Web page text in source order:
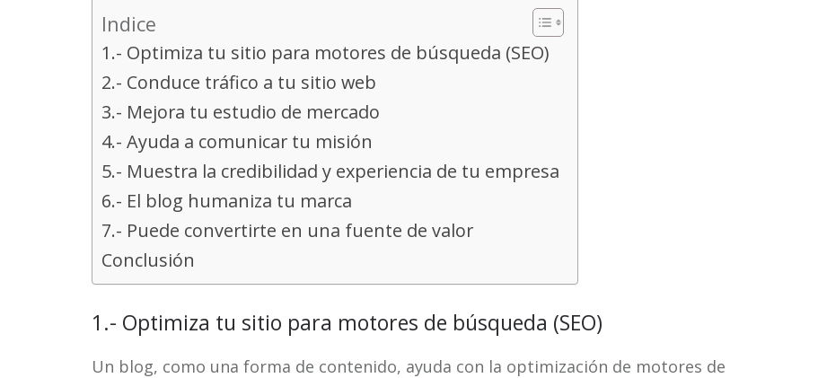
Indice
1.- Optimiza tu sitio para motores de búsqueda (SEO)
2.- Conduce tráfico a tu sitio web
3.- Mejora tu estudio de mercado
4.- Ayuda a comunicar tu misión
5.- Muestra la credibilidad y experiencia de tu empresa
6.- El blog humaniza tu marca
7.- Puede convertirte en una fuente de valor
Conclusión
1.- Optimiza tu sitio para motores de búsqueda (SEO)
Un blog, como una forma de contenido, ayuda con la optimización de motores de